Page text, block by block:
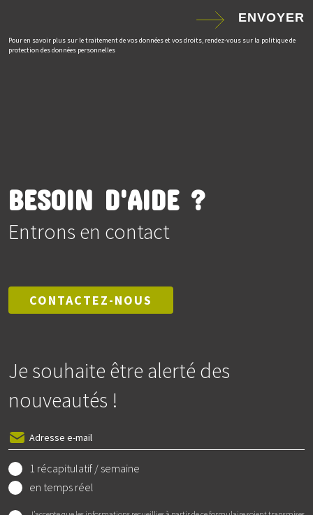
ENVOYER
Pour en savoir plus sur le traitement de vos données et vos droits, rendez-vous sur la politique de
protection des données personnelles
BESOIN D'AIDE ?
Entrons en contact
CONTACTEZ-NOUS
Je souhaite être alerté des
nouveautés !
1 récapitulatif / semaine
en temps réel